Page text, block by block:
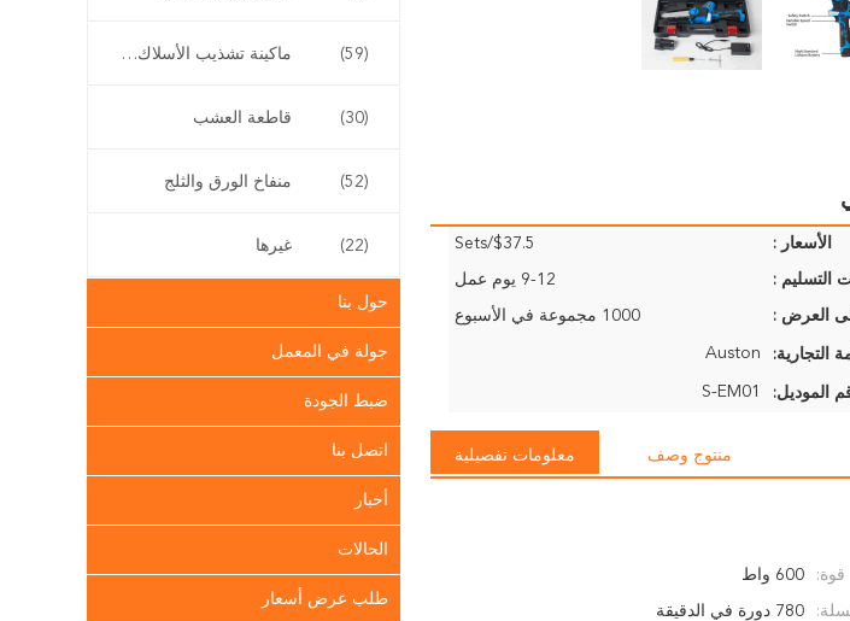
ماكينة تشذيب الأسلاك اللاسلكية (59)
قاطعة العشب (30)
منفاخ الورق والثلج (52)
غيرها (22)
حول بنا
جولة في المعمل
ضبط الجودة
اتصل بنا
أخبار
الحالات
طلب عرض أسعار
الأسعار : $37.5/Sets
التسليم : 9-12 يوم عمل
العرض : 1000 مجموعة في الأسبوع
التجارية: Auston
الموديل: S-EM01
معلومات تفصيلية منتوج وصف
قوة: 600 واط
780 دورة في الدقيقة